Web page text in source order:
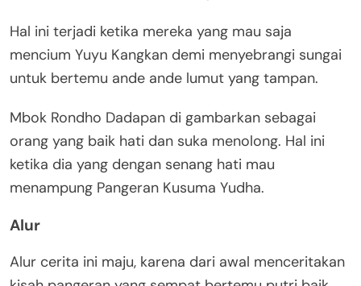
Hal ini terjadi ketika mereka yang mau saja
mencium Yuyu Kangkan demi menyebrangi sungai
untuk bertemu ande ande lumut yang tampan.
Mbok Rondho Dadapan di gambarkan sebagai
orang yang baik hati dan suka menolong. Hal ini
ketika dia yang dengan senang hati mau
menampung Pangeran Kusuma Yudha.
Alur
Alur cerita ini maju, karena dari awal menceritakan